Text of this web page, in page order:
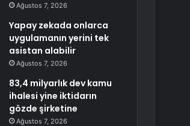
Ağustos 7, 2026
Yapay zekada onlarca
uygulamanın yerini tek
asistan alabilir
Ağustos 7, 2026
83,4 milyarlık dev kamu
ihalesi yine iktidarın
gözde şirketine
Ağustos 7, 2026